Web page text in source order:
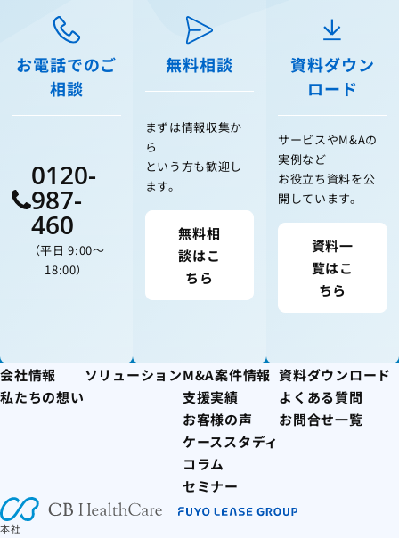
お電話でのご
相談
0120-
987-
460
（平日 9:00〜
18:00）
無料相談
まずは情報収集か
ら
という方も歓迎し
ます。
無料相
談はこ
ちら
資料ダウン
ロード
サービスやM&Aの
実例など
お役立ち資料を公
開しています。
資料一
覧はこ
ちら
会社情報
私たちの想い
ソリューションM&A案件情報
支援実績
お客様の声
ケーススタディ
コラム
セミナー
資料ダウンロード
よくある質問
お問合せ一覧
本社